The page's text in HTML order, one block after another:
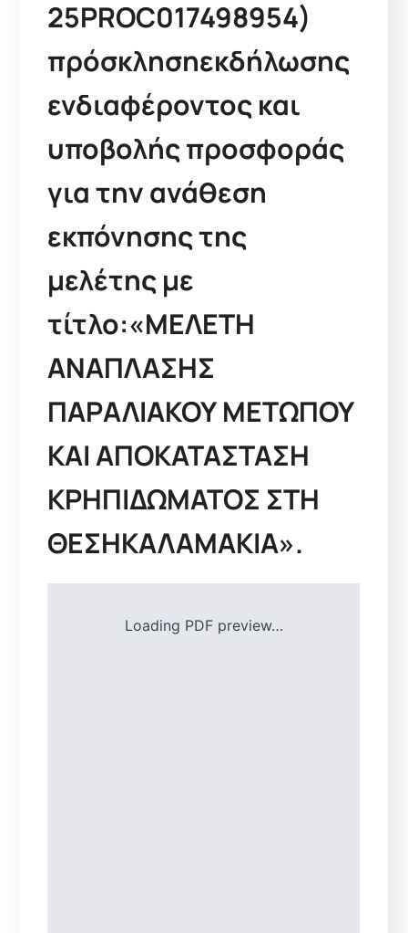
25PROC017498954)
πρόσκλησηεκδήλωσης
ενδιαφέροντος και
υποβολής προσφοράς
για την ανάθεση
εκπόνησης της
μελέτης με
τίτλο:«ΜΕΛΕΤΗ
ΑΝΑΠΛΑΣΗΣ
ΠΑΡΑΛΙΑΚΟΥ ΜΕΤΩΠΟΥ
ΚΑΙ ΑΠΟΚΑΤΑΣΤΑΣΗ
ΚΡΗΠΙΔΩΜΑΤΟΣ ΣΤΗ
ΘΕΣΗΚΑΛΑΜΑΚΙΑ».